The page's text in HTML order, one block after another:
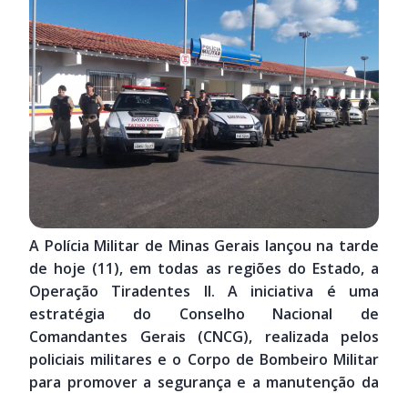
A Polícia Militar de Minas Gerais lançou na tarde
de hoje (11), em todas as regiões do Estado, a
Operação Tiradentes II. A iniciativa é uma
estratégia do Conselho Nacional de
Comandantes Gerais (CNCG), realizada pelos
policiais militares e o Corpo de Bombeiro Militar
para promover a segurança e a manutenção da